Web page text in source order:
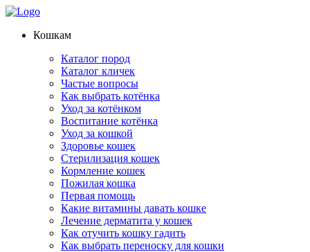
Кошкам
Каталог пород
Каталог кличек
Частые вопросы
Как выбрать котёнка
Уход за котёнком
Воспитание котёнка
Уход за кошкой
Здоровье кошек
Стерилизация кошек
Кормление кошек
Пожилая кошка
Первая помощь
Какие витамины давать кошке
Лечение дерматита у кошек
Как отучить кошку гадить
Как выбрать переноску для кошки